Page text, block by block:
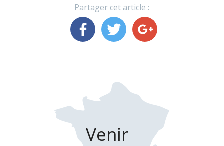
Partager cet article :